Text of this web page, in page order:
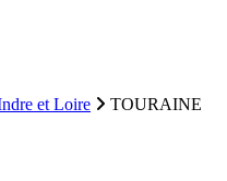
et Loire
TOURAINE